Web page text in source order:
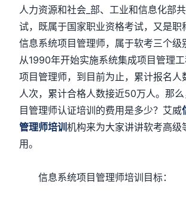
人力资源和社会_部、工业和信息化部
试，既属于国家职业资格考试，又是职
信息系统项目管理师，属于软考三个级
从1990年开始实施系统集成项目管理
项目管理师，到目前为止，累计报名
人次，累计合格人数接近50万人。那
目管理师认证培训的费用是多少？艾威
管理师培训机构来为大家讲讲软考高级
用。
信息系统项目管理师培训目标：